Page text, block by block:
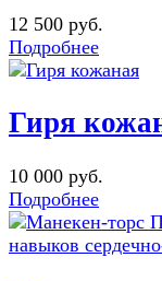
12 500 руб.
Подробнее
Гиря
10 000 руб.
Подробнее